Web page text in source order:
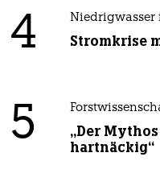
4 Niedrigwasser
Stromkrise
5
„Der
hartnäckig“